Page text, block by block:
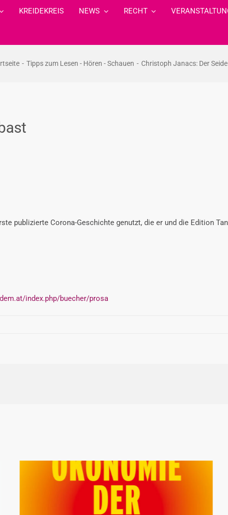
KREIDEKREIS NEWS RECHT
Tipps zum Lesen - Hören - Schauen Christoph Janacs: Der
publizierte Corona-Geschichte genutzt, die er und die Edition
index.php/buecher/prosa